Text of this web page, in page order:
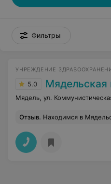
Фильтры
УЧРЕЖДЕНИЕ
5.0 Мядельская
Мядель, ул.
Отзыв. Находимся в Мядельском районе на даче. У ребенка был